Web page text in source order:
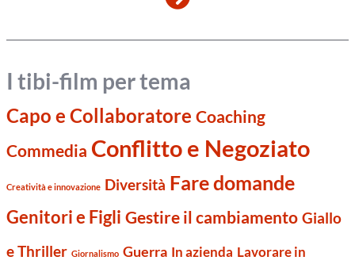
I tibi-film per tema
Capo e Collaboratore Coaching
Commedia Conflitto e Negoziato
Creatività e innovazione Diversità Fare domande
Genitori e Figli Gestire il cambiamento Giallo
e Thriller Giornalismo Guerra In azienda Lavorare in